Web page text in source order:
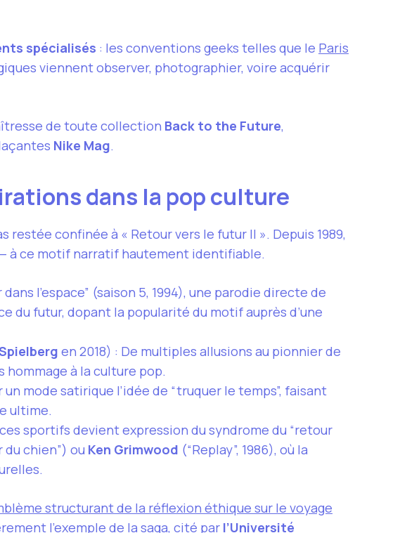
spécialisés : les conventions geeks telles que le Paris
viennent observer, photographier, voire acquérir
de toute collection Back to the Future,
Nike Mag.
dans la pop culture
restée confinée à « Retour vers le futur II ». Depuis 1989,
à ce motif narratif hautement identifiable.
dans l’espace” (saison 5, 1994), une parodie directe de
du futur, dopant la popularité du motif auprès d’une
en 2018) : De multiples allusions au pionnier de
à la culture pop.
mode satirique l’idée de “truquer le temps”, faisant
ultime.
sportifs devient expression du syndrome du “retour
du chien”) ou Ken Grimwood (“Replay”, 1986), où la
structurant de la réflexion éthique sur le voyage
l’exemple de la saga, cité par l’Université